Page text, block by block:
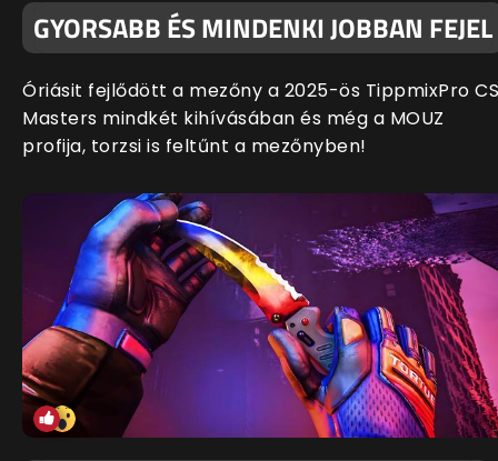
GYORSABB ÉS MINDENKI JOBBAN FEJEL
Óriásit fejlődött a mezőny a 2025-ös TippmixPro
Masters mindkét kihívásában és még a MOUZ
profija, torzsi is feltűnt a mezőnyben!